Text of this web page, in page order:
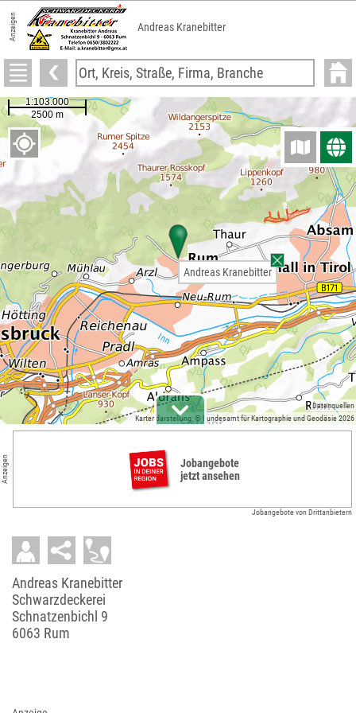
Anzeigen Andreas Kranebitter
Kartendarstellung: © Bundesamt für Kartographie und Geodäsie 2026
Datenquellen
Andreas Kranebitter
Anzeigen
Jobangebote
jetzt ansehen
Jobangebote von Drittanbietern
Andreas Kranebitter
Schwarzdeckerei
Schnatzenbichl 9
6063 Rum